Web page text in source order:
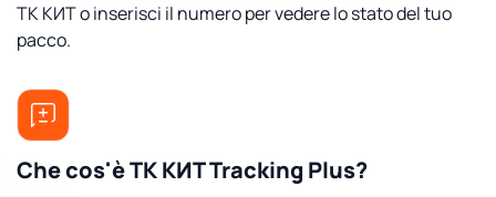
ТК КИТ o inserisci il numero per vedere lo stato del tuo
pacco.
Che cos'è ТК КИТ Tracking Plus?